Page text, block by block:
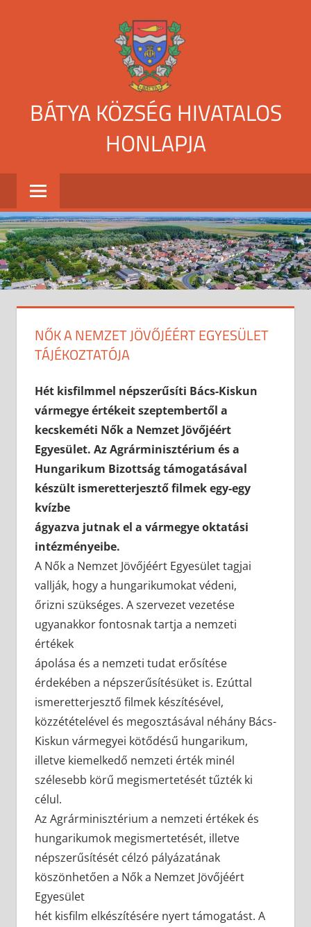
BÁTYA KÖZSÉG HIVATALOS
HONLAPJA
NŐK A NEMZET JÖVŐJÉÉRT EGYESÜLET
TÁJÉKOZTATÓJA
Hét kisfilmmel népszerűsíti Bács-Kiskun
vármegye értékeit szeptembertől a
kecskeméti Nők a Nemzet Jövőjéért
Egyesület. Az Agrárminisztérium és a
Hungarikum Bizottság támogatásával
készült ismeretterjesztő filmek egy-egy
kvízbe
ágyazva jutnak el a vármegye oktatási
intézményeibe.
A Nők a Nemzet Jövőjéért Egyesület tagjai
vallják, hogy a hungarikumokat védeni,
őrizni szükséges. A szervezet vezetése
ugyanakkor fontosnak tartja a nemzeti
értékek
ápolása és a nemzeti tudat erősítése
érdekében a népszerűsítésüket is. Ezúttal
ismeretterjesztő filmek készítésével,
közzétételével és megosztásával néhány Bács-
Kiskun vármegyei kötődésű hungarikum,
illetve kiemelkedő nemzeti érték minél
szélesebb körű megismertetését tűzték ki
célul.
Az Agrárminisztérium a nemzeti értékek és
hungarikumok megismertetését, illetve
népszerűsítését célzó pályázatának
köszönhetően a Nők a Nemzet Jövőjéért
Egyesület
hét kisfilm elkészítésére nyert támogatást. A